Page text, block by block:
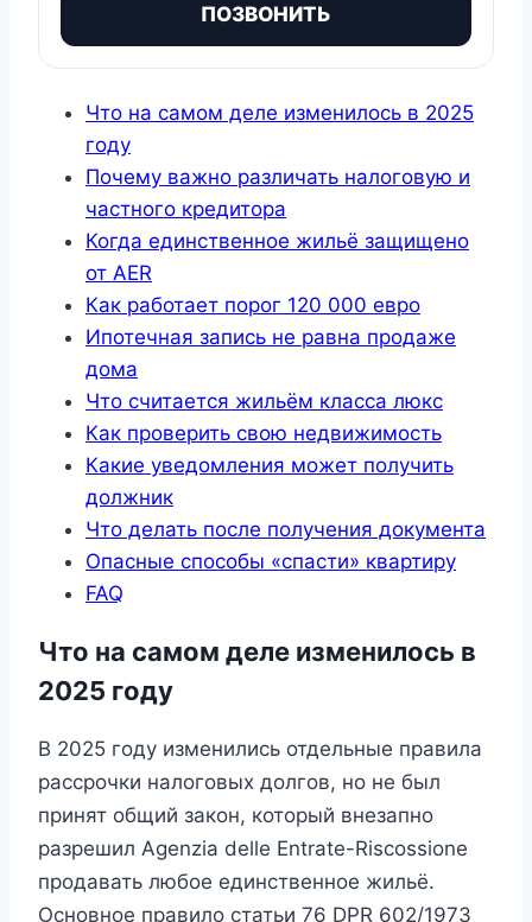
ПОЗВОНИТЬ
Что на самом деле изменилось в 2025
году
Почему важно различать налоговую и
частного кредитора
Когда единственное жильё защищено
от AER
Как работает порог 120 000 евро
Ипотечная запись не равна продаже
дома
Что считается жильём класса люкс
Как проверить свою недвижимость
Какие уведомления может получить
должник
Что делать после получения документа
Опасные способы «спасти» квартиру
FAQ
Что на самом деле изменилось в
2025 году
В 2025 году изменились отдельные правила
рассрочки налоговых долгов, но не был
принят общий закон, который внезапно
разрешил Agenzia delle Entrate-Riscossione
продавать любое единственное жильё.
Основное правило статьи 76 DPR 602/1973